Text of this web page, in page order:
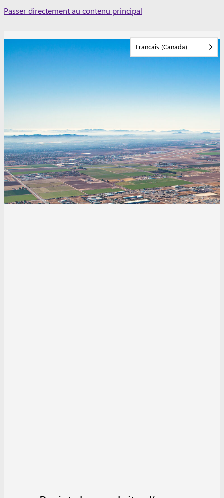
Skip
Passer directement au contenu principal
Francais (Canada)